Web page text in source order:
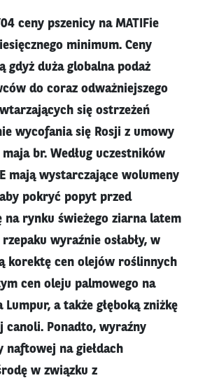
ceny pszenicy na MATIFie
minimum. Ceny
gdyż duża globalna podaż
do coraz odważniejszego
się ostrzeżeń
wycofania się Rosji z umowy
br. Według uczestników
mają wystarczające wolumeny
pokryć popyt przed
na rynku świeżego ziarna latem
wyraźnie osłabły, w
korektę cen olejów roślinnych
cen oleju palmowego na
Lumpur, a także głęboką zniżkę
canoli. Ponadto, wyraźny
naftowej na giełdach
w związku z